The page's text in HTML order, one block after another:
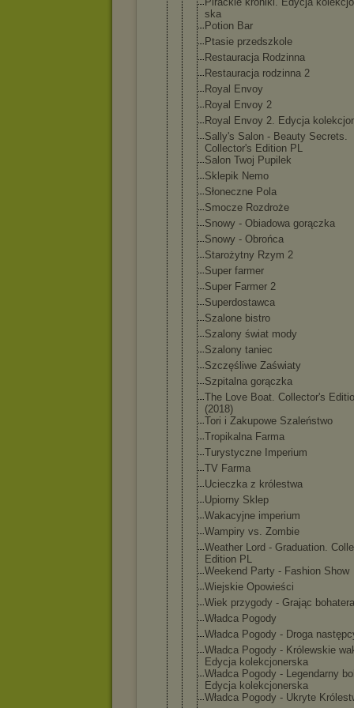
ska
Potion Bar
Ptasie przedszkole
Restauracja Rodzinna
Restauracja rodzinna 2
Royal Envoy
Royal Envoy 2
Royal Envoy 2. Edycja
Sally's Salon - Beauty Secrets.
Collector's Edition PL
Salon Twoj Pupilek
Sklepik Nemo
Słoneczne Pola
Smocze Rozdroże
Snowy - Obiadowa gorączka
Snowy - Obrońca
Starożytny Rzym 2
Super farmer
Super Farmer 2
Superdostawca
Szalone bistro
Szalony świat mody
Szalony taniec
Szczęśliwe Zaświaty
Szpitalna gorączka
The Love Boat. Collector's
(2018)
Tori i Zakupowe Szaleństwo
Tropikalna Farma
Turystyczne Imperium
TV Farma
Ucieczka z królestwa
Upiorny Sklep
Wakacyjne imperium
Wampiry vs. Zombie
Weather Lord - Graduation.
Edition PL
Weekend Party - Fashion Show
Wiejskie Opowieści
Wiek przygody - Grając bohatera
Władca Pogody
Władca Pogody - Droga
Władca Pogody - Królewskie
Edycja kolekcjonerska
Władca Pogody - Legendarny
Edycja kolekcjonerska
Władca Pogody - Ukryte